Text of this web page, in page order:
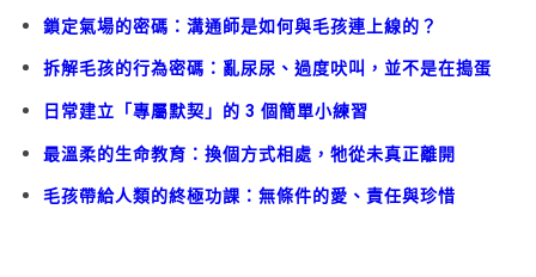
鎖定氣場的密碼：溝通師是如何與毛孩連上線的？
拆解毛孩的行為密碼：亂尿尿、過度吠叫，並不是在搗蛋
日常建立「專屬默契」的 3 個簡單小練習
最溫柔的生命教育：換個方式相處，牠從未真正離開
毛孩帶給人類的終極功課：無條件的愛、責任與珍惜